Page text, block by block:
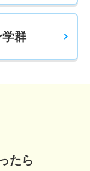
群
たら